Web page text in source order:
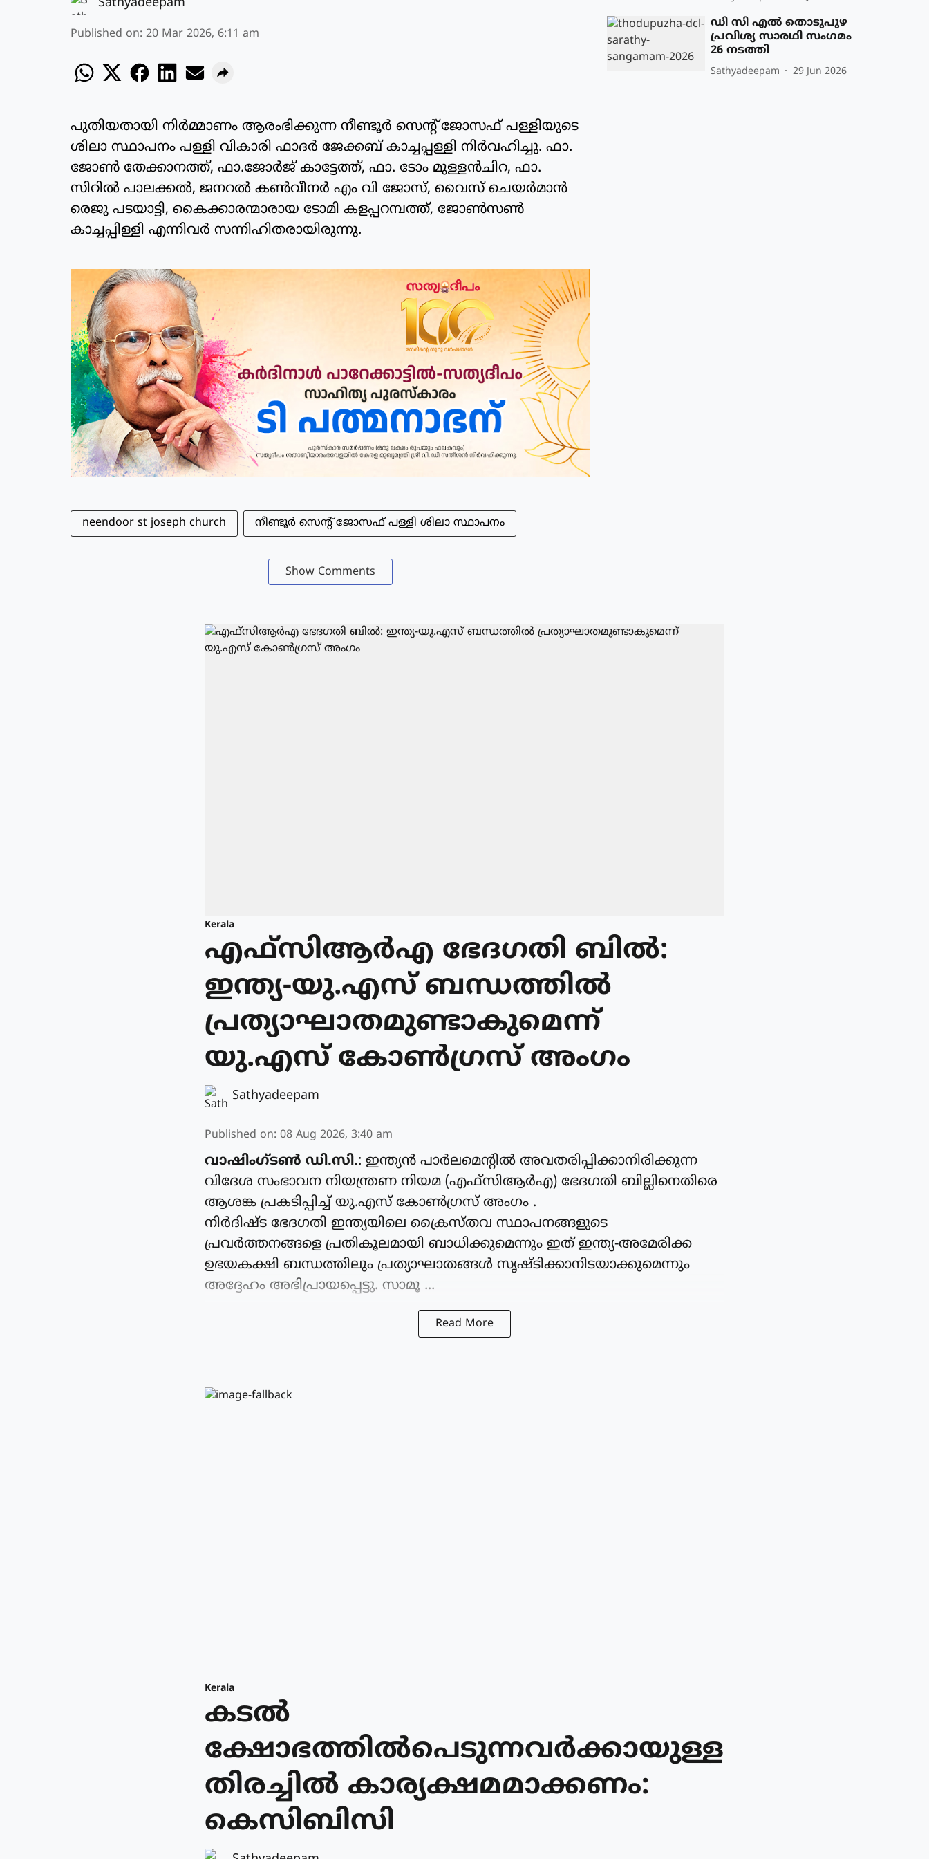
Sathyadeepam
Published on: 20 Mar 2026, 6:11 am
പുതിയതായി നിർമ്മാണം ആരംഭിക്കുന്ന നീണ്ടൂർ സെന്റ് ജോസഫ് പള്ളിയുടെ
ശിലാ സ്ഥാപനം പള്ളി വികാരി ഫാദർ ജേക്കബ് കാച്ചപ്പള്ളി നിർവഹിച്ചു. ഫാ.
ജോൺ തേക്കാനത്ത്, ഫാ.ജോർജ് കാട്ടേത്ത്, ഫാ. ടോം മുള്ളൻചിറ, ഫാ.
സിറിൽ പാലക്കൽ, ജനറൽ കൺവീനർ എം വി ജോസ്, വൈസ് ചെയർമാൻ
രെജു പടയാട്ടി, കൈക്കാരന്മാരായ ടോമി കളപ്പറമ്പത്ത്, ജോൺസൺ
കാച്ചപ്പിള്ളി എന്നിവർ സന്നിഹിതരായിരുന്നു.
neendoor st joseph church നീണ്ടൂർ സെന്റ് ജോസഫ് പള്ളി ശിലാ സ്ഥാപനം
Show Comments
ഡി സി എൽ തൊടുപുഴ
പ്രവിശ്യ സാരഥി സംഗമം
26 നടത്തി
Sathyadeepam 29 Jun 2026
Kerala
എഫ്‌സിആർഎ ഭേദഗതി ബിൽ:
ഇന്ത്യ-യു.എസ് ബന്ധത്തിൽ
പ്രത്യാഘാതമുണ്ടാകുമെന്ന്
യു.എസ് കോൺഗ്രസ് അംഗം
Sathyadeepam
Published on: 08 Aug 2026, 3:40 am
വാഷിംഗ്ടൺ ഡി.സി.: ഇന്ത്യൻ പാർലമെന്റിൽ അവതരിപ്പിക്കാനിരിക്കുന്ന
വിദേശ സംഭാവന നിയന്ത്രണ നിയമ (എഫ്‌സിആർഎ) ഭേദഗതി ബില്ലിനെതിരെ
ആശങ്ക പ്രകടിപ്പിച്ച് യു.എസ് കോൺഗ്രസ് അംഗം .
നിർദിഷ്ട ഭേദഗതി ഇന്ത്യയിലെ ക്രൈസ്തവ സ്ഥാപനങ്ങളുടെ
പ്രവർത്തനങ്ങളെ പ്രതികൂലമായി ബാധിക്കുമെന്നും ഇത് ഇന്ത്യ-അമേരിക്ക
ഉഭയകക്ഷി ബന്ധത്തിലും പ്രത്യാഘാതങ്ങൾ സൃഷ്ടിക്കാനിടയാക്കുമെന്നും
അദ്ദേഹം അഭിപ്രായപ്പെട്ടു. സാമൂ ...
Read More
Kerala
കടല്‍
ക്ഷോഭത്തില്‍പെടുന്നവര്‍ക്കായുള്ള
തിരച്ചില്‍ കാര്യക്ഷമമാക്കണം:
കെസിബിസി